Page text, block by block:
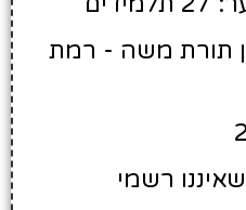
תורת משה - רמת
רשמי